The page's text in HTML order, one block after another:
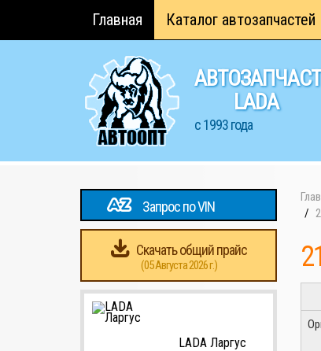
Главная Каталог автозапчастей
LADA
с 1993 года
Запрос по VIN
Скачать общий прайс
(05 Августа 2026 г.)
LADA Ларгус